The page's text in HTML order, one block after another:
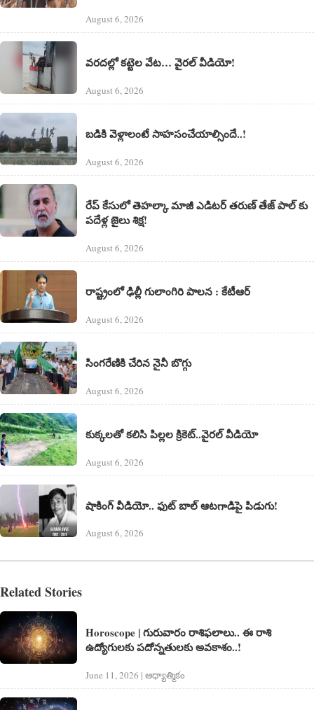
August 6, 2026
వరదల్లో కట్టెల వేట… వైరల్ వీడియో!
August 6, 2026
బడికి వెళ్లాలంటే సాహసంచేయాల్సిందే..!
August 6, 2026
రేప్ కేసులో తెహల్కా మాజీ ఎడిటర్ తరుణ్ తేజ్ పాల్ కు
పదేళ్ల జైలు శిక్ష!
August 6, 2026
రాష్ట్రంలో ఢిల్లీ గులాంగిరి పాలన : కేటీఆర్
August 6, 2026
సింగరేణికి చేరిన నైనీ బొగ్గు
August 6, 2026
కుక్కలతో కలిసి పిల్లల క్రికెట్..వైరల్ వీడియో
August 6, 2026
షాకింగ్ వీడియో.. ఫుట్ బాల్ ఆటగాడిపై పిడుగు!
August 6, 2026
Related Stories
Horoscope | గురువారం రాశిఫ‌లాలు.. ఈ రాశి
ఉద్యోగుల‌కు ప‌దోన్న‌తుల‌కు అవ‌కాశం..!
June 11, 2026 | ఆధ్యాత్మికం